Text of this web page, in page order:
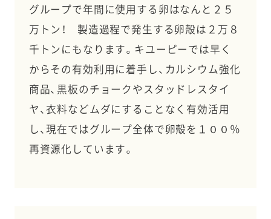
グループで年間に使用する卵はなんと２５
万トン！ 製造過程で発生する卵殻は２万８
千トンにもなります。キユーピーでは早く
からその有効利用に着手し、カルシウム強化
商品、黒板のチョークやスタッドレスタイ
ヤ、衣料などムダにすることなく有効活用
し、現在ではグループ全体で卵殻を１００％
再資源化しています。